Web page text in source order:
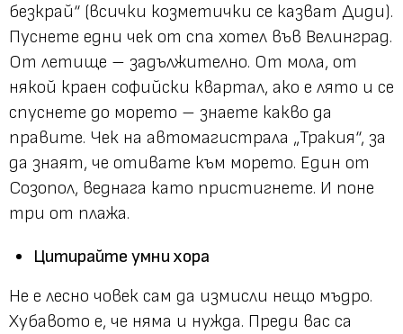
безкрай“ (всички козметички се казват Диди).
Пуснете едни чек от спа хотел във Велинград.
От летище – задължително. От мола, от
някой краен софийски квартал, ако е лято и се
спуснете до морето – знаете какво да
правите. Чек на автомагистрала „Тракия“, за
да знаят, че отивате към морето. Един от
Созопол, веднага като пристигнете. И поне
три от плажа.
Цитирайте умни хора
Не е лесно човек сам да измисли нещо мъдро.
Хубавото е, че няма и нужда. Преди вас са